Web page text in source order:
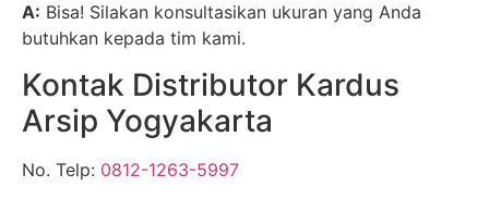
A: Bisa! Silakan konsultasikan ukuran yang Anda
butuhkan kepada tim kami.
Kontak Distributor Kardus
Arsip Yogyakarta
No. Telp: 0812-1263-5997